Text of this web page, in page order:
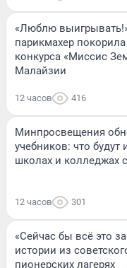
«Люблю
парикмахер
конкурса «Миссис
Малайзии
12 часов 416
Минпросвещения
учебников: что будут
школах и колледжах
12 часов 301
«Сейчас бы всё это
истории из
пионерских лагерях